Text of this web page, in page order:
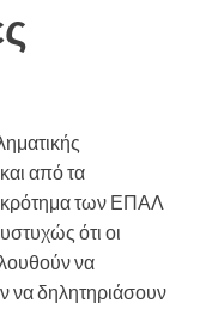
από τα
των ΕΠΑΛ
ότι οι
να
να δηλητηριάσουν